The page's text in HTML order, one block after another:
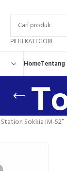
PILIH KATEGORI
HomeTentang
Sokkia IM-52”